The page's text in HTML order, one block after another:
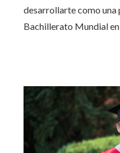
desarrollarte como una
Bachillerato Mundial en